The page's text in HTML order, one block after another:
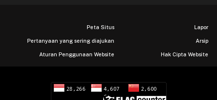
Peta Situs Lapor
Pertanyaan yang sering diajukan Arsip
Aturan Penggunaan Website Hak Cipta Website